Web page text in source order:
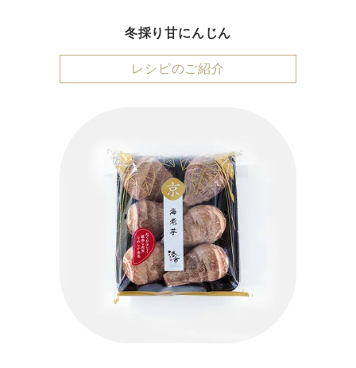
冬採り甘にんじん
レシピのご紹介